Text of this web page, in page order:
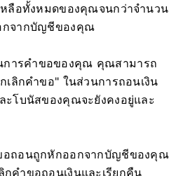
หลือทั้งหมดของคุณจนกว่าจำนวน
กจากบัญชีของคุณ
การคำขอของคุณ คุณสามารถ
เลิกคำขอ" ในส่วนการถอนเงิน
ะโบนัสของคุณจะยังคงอยู่และ
อถอนถูกหักออกจากบัญชีของคุณ
คำขอถอนเงินและเรียกคืน